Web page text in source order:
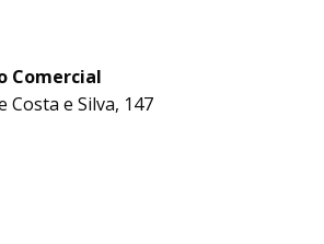
Comercial
Costa e Silva, 147